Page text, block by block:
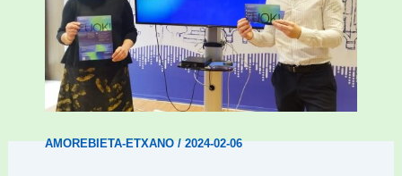
Amorebietak gazteen inklusio aktiboa
bultzatu du “ZUOK” ekimenarekin
AMOREBIETA-ETXANO/2024-02-06